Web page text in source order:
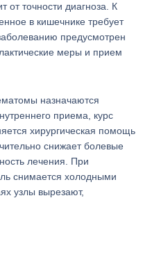
от точности диагноза. К
в кишечнике требует
предусмотрен
меры и прием
назначаются
приема, курс
хирургическая помощь
снижает болевые
лечения. При
снимается холодными
узлы вырезают,